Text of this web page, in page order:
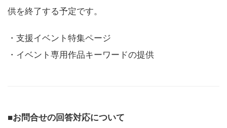
供を終了する予定です。
・支援イベント特集ページ
・イベント専用作品キーワードの提供
■お問合せの回答対応について